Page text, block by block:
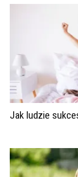
Jak ludzie